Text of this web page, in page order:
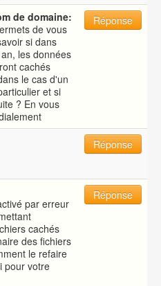
de domaine:
de vous
si dans
les données
cachés
le cas d'un
et si
? En vous
Réponse
Réponse
par erreur
cachés
des fichiers
le refaire
pour votre
Réponse